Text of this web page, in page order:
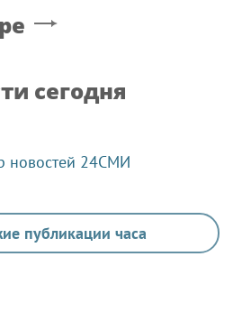
сегодня
новостей 24СМИ
публикации часа